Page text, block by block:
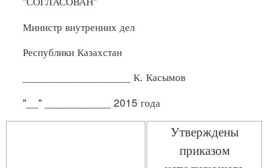
Министр внутренних дел
Республики Казахстан
__________________ К. Касымов
"__" ___________ 2015 года
Утверждены
приказом